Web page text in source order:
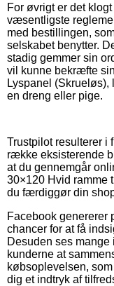
For øvrigt er det
væsentligste
med bestillingen,
selskabet benytter.
stadig gemmer sin
vil kunne bekræfte
Lyspanel (Skrueløs),
en dreng eller pige.
Trustpilot resulterer i
række eksisterende
at du gennemgår
30×120 Hvid ramme
du færdiggør din
Facebook genererer
chancer for at få
Desuden ses
kunderne at
købsoplevelsen,
dig et indtryk af